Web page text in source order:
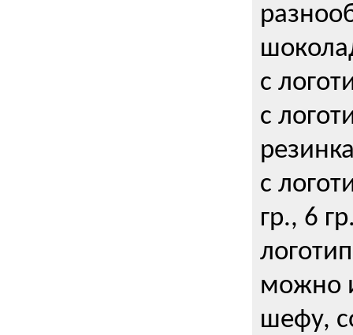
с
с
с
гр., 6
можно
шефу,